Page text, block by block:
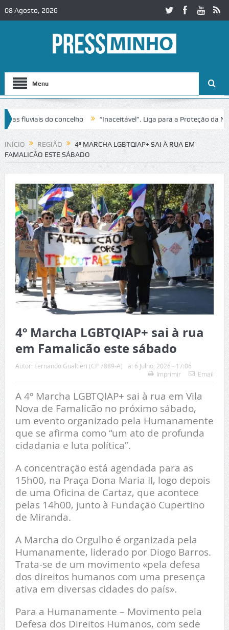
08 Agosto, 2026
Menu
do concelho “Inaceitável”. Liga para a Proteção da
INÍCIO REGIÃO
4º MARCHA LGBTQIAP+ SAI À RUA EM
FAMALICÃO ESTE SÁBADO
4º Marcha LGBTQIAP+ sai à rua
em Famalicão este sábado
Autor: Fernando Gualtieri (CP 7889-A) a: 6 Julho, 2026 - 17:06
Imprimir
Email
A 4º Marcha LGBTQIAP+ sai à rua em Vila
Nova de Famalicão no próximo sábado,
um evento organizado pela Humanamente
que se afirma como “um ato de profunda
cidadania e luta política”.
A concentração está agendada para as
15h00, na Praça Dona Maria II, logo depois
de uma Oficina de Cartaz, que acontece
pelas 14h00, junto à Fundação Cupertino
de Miranda.
A Marcha do Orgulho é organizada pela
Humanamente, liderado por Diogo Barros.
Trata-se de um movimento «pela defesa
dos direitos humanos com uma presença
ativa em diversas cidades do país».
Para a Humanamente – Movimento pela
Defesa dos Direitos Humanos, com sede